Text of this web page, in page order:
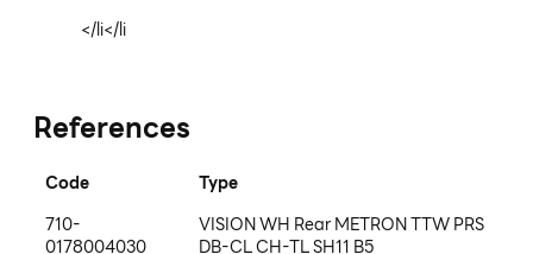
</li</li
References
Code
Type
710-
0178004030
VISION WH Rear METRON TTW PRS
DB-CL CH-TL SH11 B5